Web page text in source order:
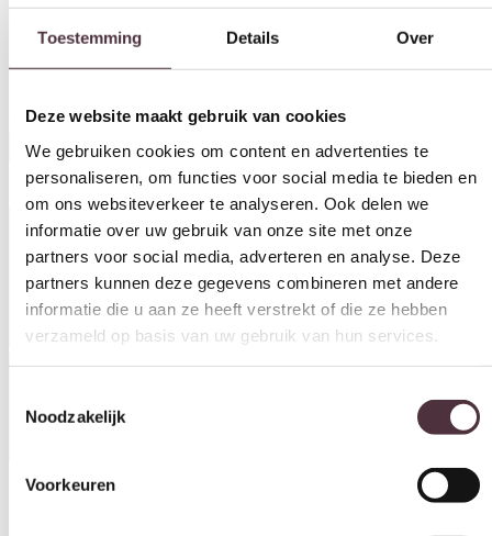
Toestemming Details Over
Deze website maakt gebruik van cookies
We gebruiken cookies om content en advertenties te
personaliseren, om functies voor social media te bieden en
om ons websiteverkeer te analyseren. Ook delen we
informatie over uw gebruik van onze site met onze
partners voor social media, adverteren en analyse. Deze
partners kunnen deze gegevens combineren met andere
informatie die u aan ze heeft verstrekt of die ze hebben
verzameld op basis van uw gebruik van hun services.
Noodzakelijk
Voorkeuren
Maak een statement in je eetruimte met de Eetkamertafel Deens
in massief acaciahout heeft een licht gezandstraald oppervlak en is
afgewerkt in een diepe zwarte kleur, wat zorgt voor een moderne en
629,00
In winkelwagen
Vorm